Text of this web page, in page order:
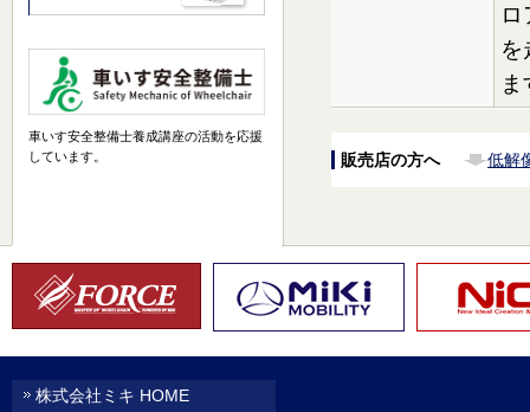
を
販売店の方へ 低解
車いす安全整備士養成講座の活動を応援
しています。
株式会社ミキ HOME